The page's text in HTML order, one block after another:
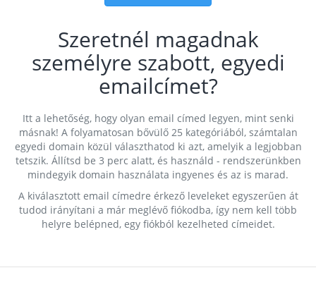
Szeretnél magadnak
személyre szabott, egyedi
emailcímet?
Itt a lehetőség, hogy olyan email címed legyen, mint senki
másnak! A folyamatosan bővülő 25 kategóriából, számtalan
egyedi domain közül választhatod ki azt, amelyik a legjobban
tetszik. Állítsd be 3 perc alatt, és használd - rendszerünkben
mindegyik domain használata ingyenes és az is marad.
A kiválasztott email címedre érkező leveleket egyszerűen át
tudod irányítani a már meglévő fiókodba, így nem kell több
helyre belépned, egy fiókból kezelheted címeidet.